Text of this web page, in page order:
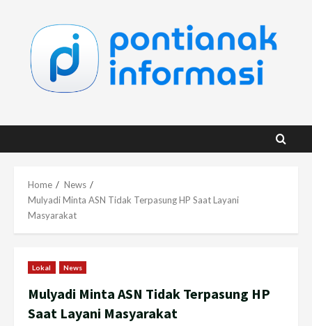
content
Home
News
Mulyadi Minta ASN Tidak Terpasung HP Saat Layani
Masyarakat
Lokal News
Mulyadi Minta ASN Tidak Terpasung HP
Saat Layani Masyarakat